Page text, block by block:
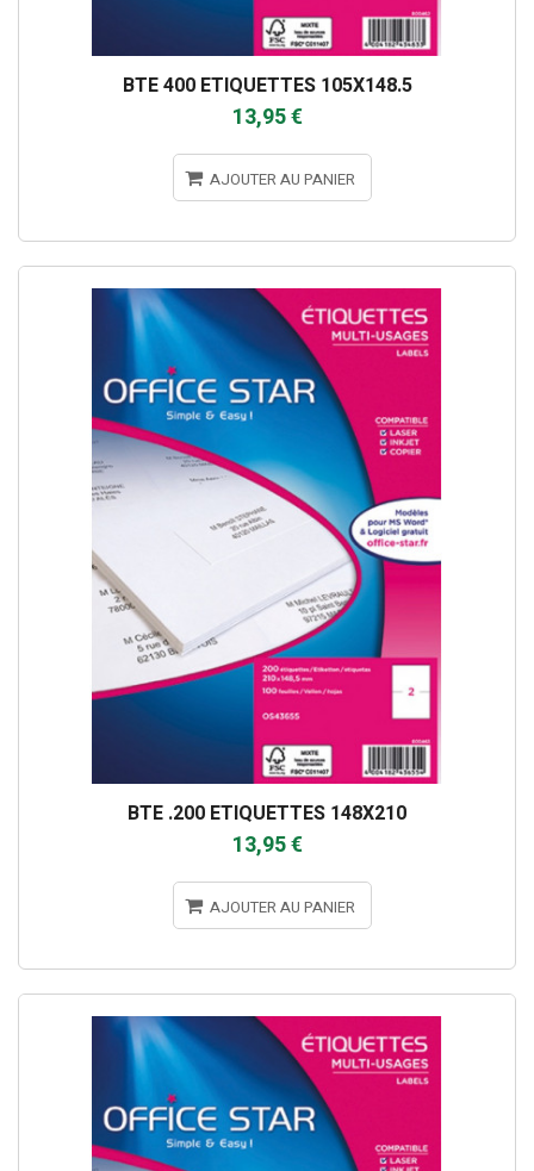
BTE 400 ETIQUETTES 105X148.5
13,95 €
AJOUTER AU PANIER
BTE .200 ETIQUETTES 148X210
13,95 €
AJOUTER AU PANIER